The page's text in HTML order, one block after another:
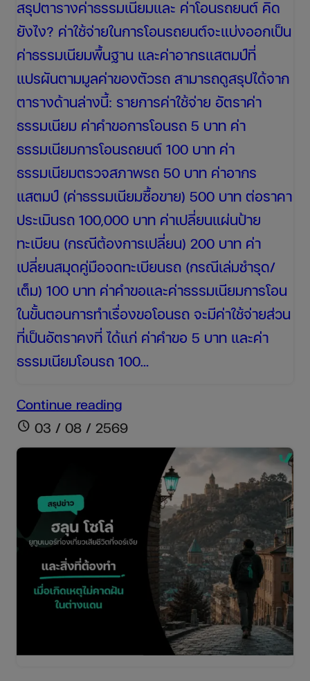
สรุปตารางค่าธรรมเนียมและ ค่าโอนรถยนต์ คิด
ยังไง? ค่าใช้จ่ายในการโอนรถยนต์จะแบ่งออกเป็น
ค่าธรรมเนียมพื้นฐาน และค่าอากรแสตมป์ที่
แปรผันตามมูลค่าของตัวรถ สามารถดูสรุปได้จาก
ตารางด้านล่างนี้: รายการค่าใช้จ่าย อัตราค่า
ธรรมเนียม ค่าคำขอการโอนรถ 5 บาท ค่า
ธรรมเนียมการโอนรถยนต์ 100 บาท ค่า
ธรรมเนียมตรวจสภาพรถ 50 บาท ค่าอากร
แสตมป์ (ค่าธรรมเนียมซื้อขาย) 500 บาท ต่อราคา
ประเมินรถ 100,000 บาท ค่าเปลี่ยนแผ่นป้าย
ทะเบียน (กรณีต้องการเปลี่ยน) 200 บาท ค่า
เปลี่ยนสมุดคู่มือจดทะเบียนรถ (กรณีเล่มชำรุด/
เต็ม) 100 บาท ค่าคำขอและค่าธรรมเนียมการโอน
ในขั้นตอนการทำเรื่องขอโอนรถ จะมีค่าใช้จ่ายส่วน
ที่เป็นอัตราคงที่ ได้แก่ ค่าคำขอ 5 บาท และค่า
ธรรมเนียมโอนรถ 100…
Continue readingค่า
โอน
รถยนต์
อัปเดต
ล่าสุด
จ่าย
บาท
schedule 03 / 08 / 2569